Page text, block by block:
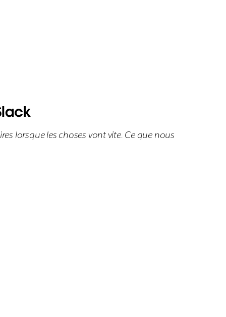
lorsque les choses vont vite. Ce que nous